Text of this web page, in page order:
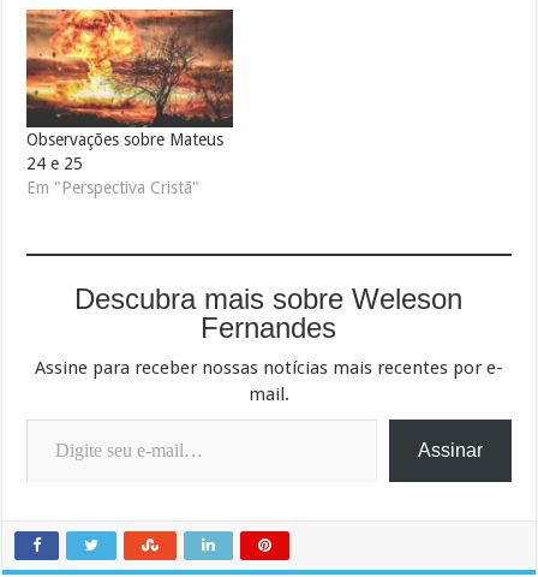
Observações sobre Mateus
24 e 25
Em "Perspectiva Cristã"
Descubra mais sobre Weleson
Fernandes
Assine para receber nossas notícias mais recentes por e-
mail.
Digite seu e-mail…
Assinar